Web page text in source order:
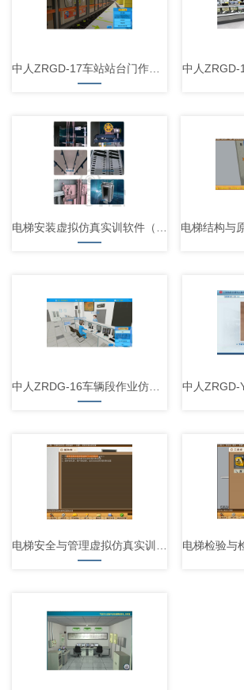
中人ZRGD-17车站站台门作业仿真软件
电梯安装虚拟仿真实训软件（PC云端+VR版）
中人ZRDG-16车辆段作业仿真软件
电梯安全与管理虚拟仿真实训系统（PC云端+VR版）